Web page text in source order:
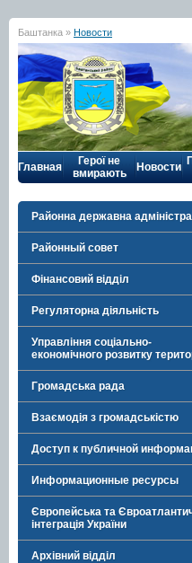
Баштанка » Новости
Главная
Герої не
вмирають
Новости
Районна державна
Районный совет
Фінансовий відділ
Регуляторна діяльність
Управління соціально-
економічного розвитку
Громадська рада
Взаємодія з громадськістю
Доступ к публичной
Информационные ресурсы
Європейська та
інтеграція України
Архівний відділ